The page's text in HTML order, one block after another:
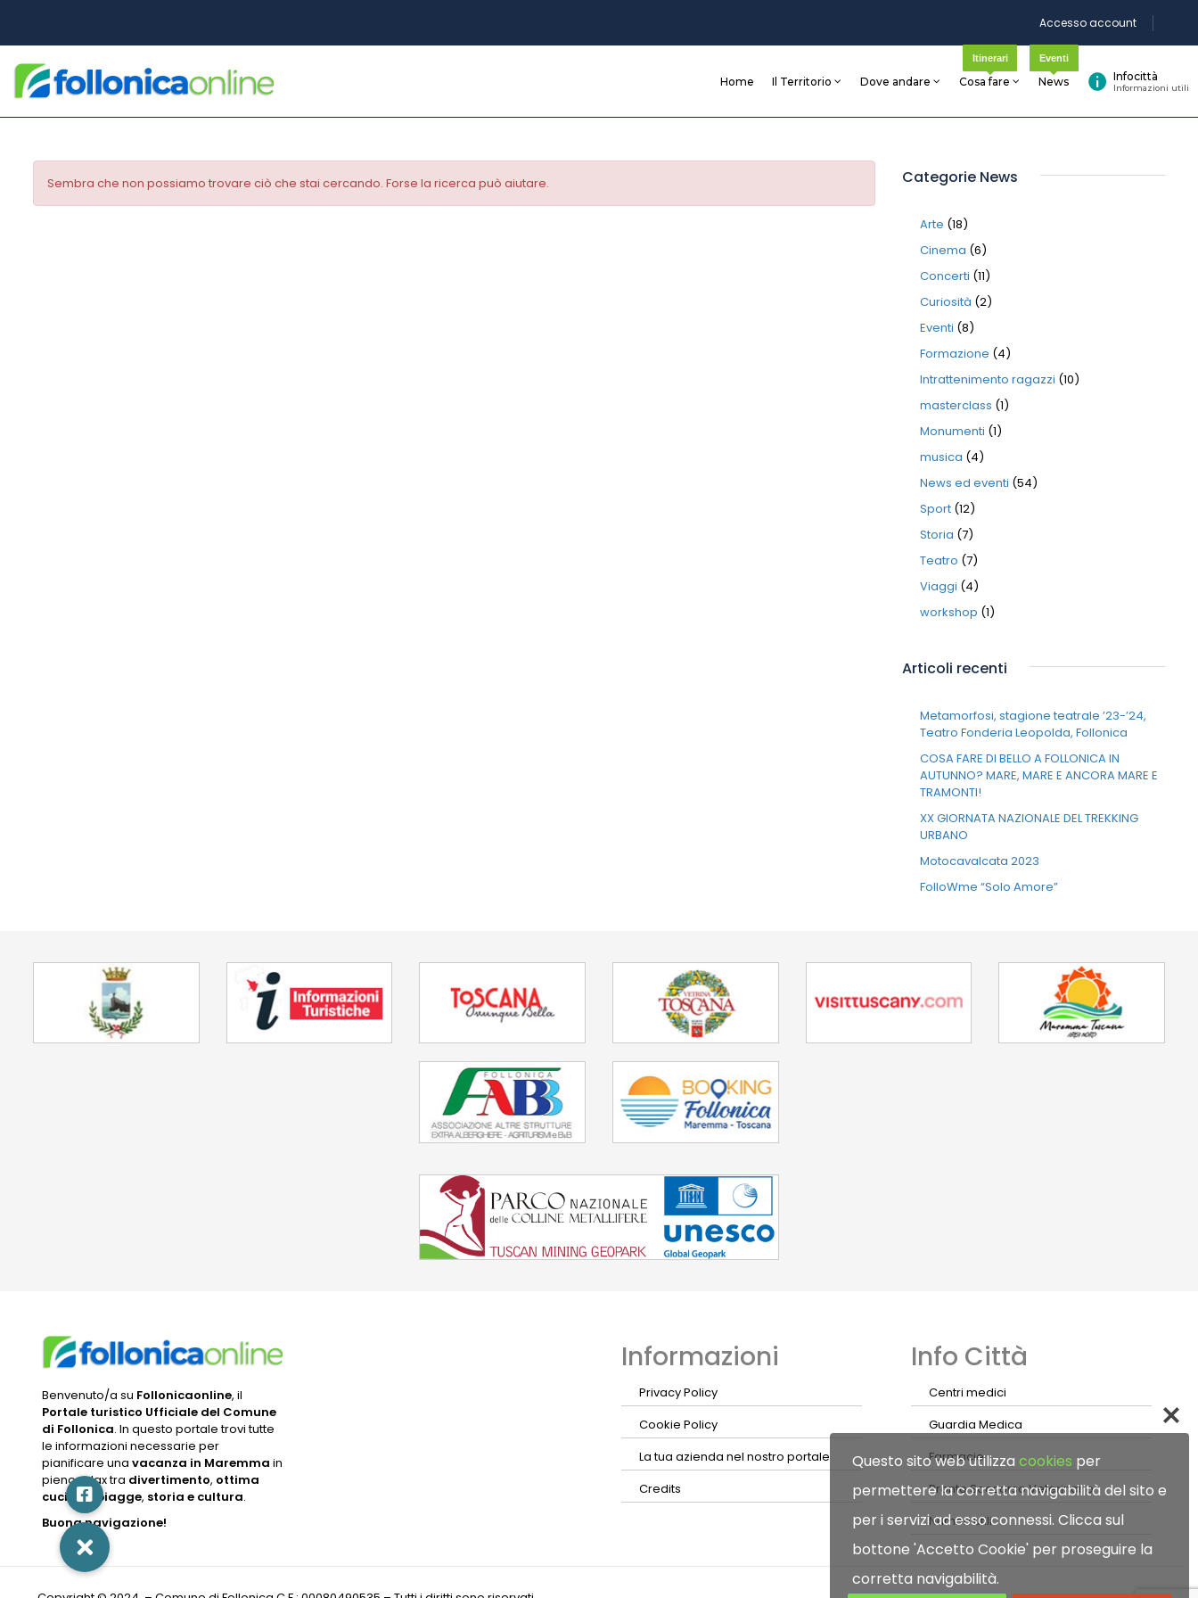
Accesso account
Home Il Territorio Dove andare Cosa fare
Itinerari
News
Eventi
Infocittà
Informazioni utili
Sembra che non possiamo trovare ciò che stai cercando. Forse la ricerca può aiutare. Categorie News
Arte (18)
Cinema (6)
Concerti (11)
Curiosità (2)
Eventi (8)
Formazione (4)
Intrattenimento ragazzi (10)
masterclass (1)
Monumenti (1)
musica (4)
News ed eventi (54)
Sport (12)
Storia (7)
Teatro (7)
Viaggi (4)
workshop (1)
Articoli recenti
Metamorfosi, stagione teatrale ’23-’24,
Teatro Fonderia Leopolda, Follonica
COSA FARE DI BELLO A FOLLONICA IN
AUTUNNO? MARE, MARE E ANCORA MARE E
TRAMONTI!
XX GIORNATA NAZIONALE DEL TREKKING
URBANO
Motocavalcata 2023
FolloWme “Solo Amore”
Benvenuto/a su Follonicaonline, il
Portale turistico Ufficiale del Comune
di Follonica. In questo portale trovi tutte
le informazioni necessarie per
pianificare una vacanza in Maremma in
pieno relax tra divertimento, ottima
cucina,spiagge, storia e cultura.
Buona navigazione!
Informazioni
Privacy Policy
Cookie Policy
La tua azienda nel nostro portale
Credits
Info Città
Centri medici
Guardia Medica
Farmacie
Pronto Soccorso Veterinario
Numeri utili
Questo sito web utilizza cookies per
permettere la corretta navigabilità del sito e
per i servizi ad esso connessi. Clicca sul
bottone 'Accetto Cookie' per proseguire la
corretta navigabilità.